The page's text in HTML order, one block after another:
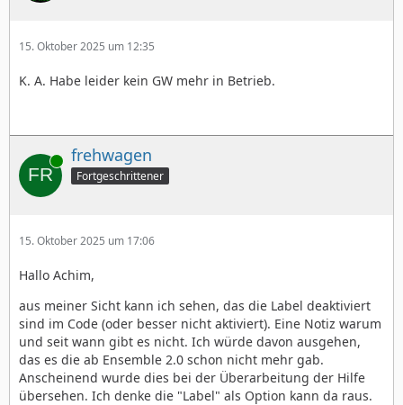
15. Oktober 2025 um 12:35
K. A. Habe leider kein GW mehr in Betrieb.
Online frehwagen
Fortgeschrittener
15. Oktober 2025 um 17:06
Hallo Achim,
aus meiner Sicht kann ich sehen, das die Label deaktiviert
sind im Code (oder besser nicht aktiviert). Eine Notiz warum
und seit wann gibt es nicht. Ich würde davon ausgehen,
das es die ab Ensemble 2.0 schon nicht mehr gab.
Anscheinend wurde dies bei der Überarbeitung der Hilfe
übersehen. Ich denke die "Label" als Option kann da raus.